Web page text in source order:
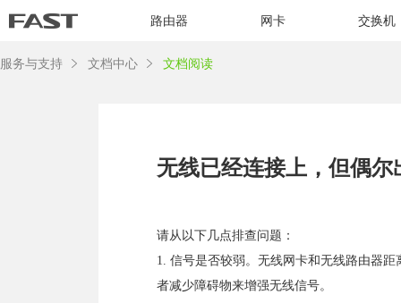
路由器 网卡 交换机
服务与支持 文档中心 文档阅读
无线已经连接上，但偶
请从以下几点排查问题：
1. 信号是否较弱。无线网卡和无线路由器
者减少障碍物来增强无线信号。